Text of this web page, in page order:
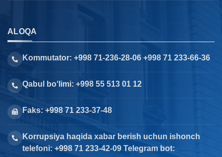
ALOQA
Kommutator: +998 71-236-28-06 +998 71 233-66-36
Qabul bo‘limi: +998 55 513 01 12
Faks: +998 71 233-37-48
Korrupsiya haqida xabar berish uchun ishonch
telefoni: +998 71 233-42-09 Telegram bot: